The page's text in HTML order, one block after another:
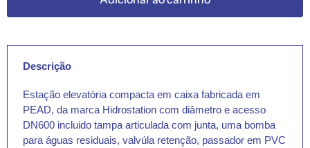
Descrição
Estação elevatória compacta em caixa fabricada em
PEAD, da marca Hidrostation com diâmetro e acesso
DN600 incluido tampa articulada com junta, uma bomba
para águas residuais, valvúla retenção, passador em PVC